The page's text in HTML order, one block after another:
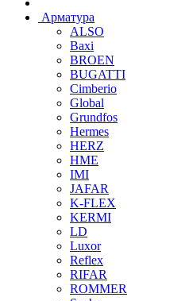
Арматура
ALSO
Baxi
BROEN
BUGATTI
Cimberio
Global
Grundfos
Hermes
HERZ
HME
IMI
JAFAR
K-FLEX
KERMI
LD
Luxor
Reflex
RIFAR
ROMMER